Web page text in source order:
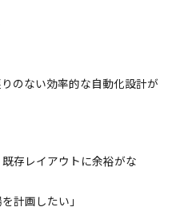
のない効率的な自動化設計が
存レイアウトに余裕がな
計画したい」